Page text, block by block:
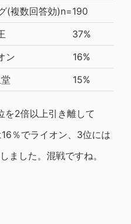
(複数回答効)n=190
37%
ン
16%
15%
を2倍以上引き離して
％でライオン、3位には
ました。混戦ですね。